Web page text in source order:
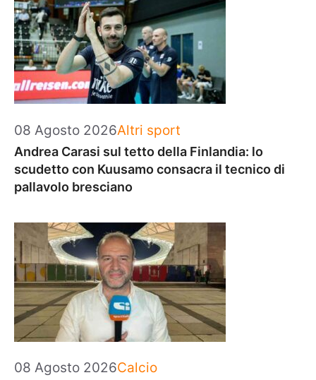
08 Agosto 2026Categorie
Altri sport
Andrea Carasi sul tetto della Finlandia: lo
scudetto con Kuusamo consacra il tecnico di
pallavolo bresciano
08 Agosto 2026Categorie
Calcio